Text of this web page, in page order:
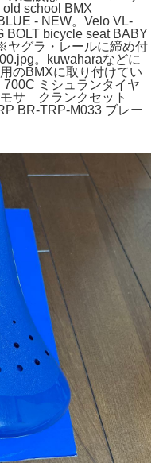
old school BMX
- NEW。Velo VL-
BOLT bicycle seat BABY
グラ・レールに締め付
。kuwaharaなどに
のBMXに取り付けてい
ミシュランタイヤ
モサ クランクセット
BR-TRP-M033 ブレー